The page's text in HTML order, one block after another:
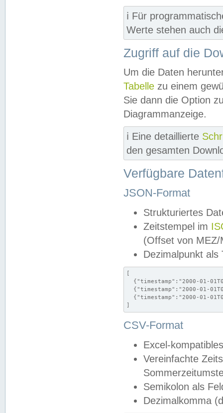
ℹ️ Für
Werte stehen auch
Zugriff auf die
Um die Daten
Tabelle zu einem
Sie dann die Option
Diagrammanzeige.
ℹ️ Eine detaillierte
den gesamten
Verfügbare
JSON-Format
Strukturiertes
Zeitstempel im
(Offset von MEZ/
Dezimalpunkt als
[
{"timestamp":"2000-01-
{"timestamp":"2000-01-
{"timestamp":"2000-01-
]
CSV-Format
Excel-
Vereinfachte
Semikolon als
Dezimalkomma